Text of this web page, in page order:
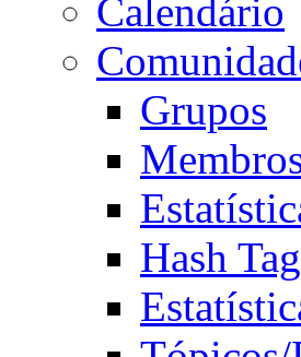
Calendário
Grupos
Hash